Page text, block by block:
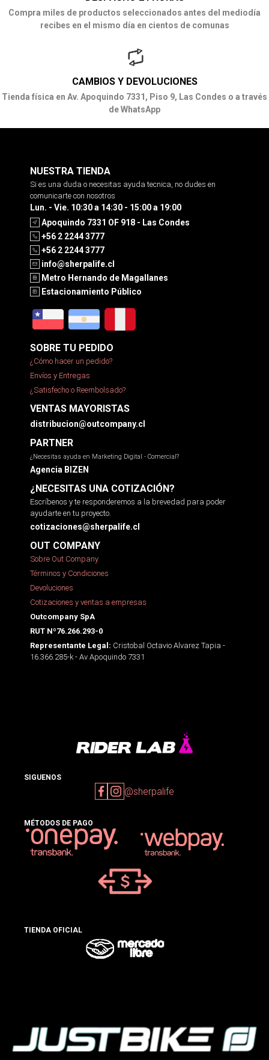
Compra miles de productos seleccionados antes del mediodía
recibes en el mismo día en cientos de comunas
CAMBIOS Y DEVOLUCIONES
Tienda física en Av. Apoquindo 7331, Piso 9, Las Condes o a través
de WhatsApp
NUESTRA TIENDA
Si es una duda o necesitas ayuda tecnica, no dudes en
comunicarte con nosotros
Lun. - Vie. 10:30 a 14:30 - 15:00 a 19:00
Apoquindo 7331 OF 918 - Las Condes
+56 2 2244 3777
+56 2 2244 3777
info@sherpalife.cl
Metro Hernando de Magallanes
Estacionamiento Público
SOBRE TU PEDIDO
¿Cómo hacer un pedido?
Envíos y Entregas
¿Satisfecho o Reembolsado?
VENTAS MAYORISTAS
distribucion@outcompany.cl
PARTNER
¿Necesitas ayuda en Marketing Digital - Comercial?
Agencia BIZEN
¿NECESITAS UNA COTIZACIÓN?
Escríbenos y te responderemos a la brevedad para poder
ayudarte en tu proyecto.
cotizaciones@sherpalife.cl
OUT COMPANY
Sobre Out Company
Términos y Condiciones
Devoluciones
Cotizaciones y ventas a empresas
Outcompany SpA
RUT Nº76.266.293-0
Representante Legal: Cristobal Octavio Alvarez Tapia -
16.366.285-k - Av Apoquindo 7331
SIGUENOS
@sherpalife
MÉTODOS DE PAGO
TIENDA OFICIAL